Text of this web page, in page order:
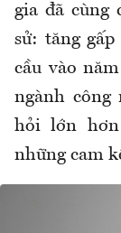
gia đã cùng
sử: tăng
cầu vào
ngành công
hỏi lớn
những cam